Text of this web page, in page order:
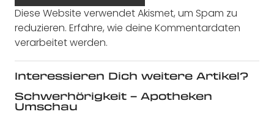
Diese Website verwendet Akismet, um Spam zu
reduzieren. Erfahre, wie deine Kommentardaten
verarbeitet werden.
Interessieren Dich weitere Artikel?
Schwerhörigkeit – Apotheken
Umschau